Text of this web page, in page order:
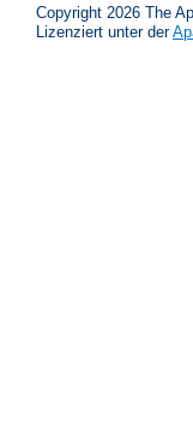
Copyright 2026 The
Lizenziert unter der